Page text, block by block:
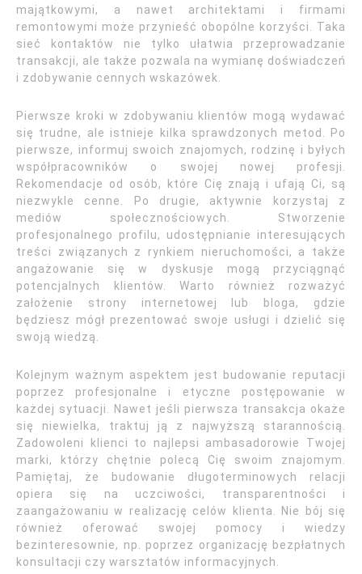
majątkowymi, a nawet architektami i firmami
remontowymi może przynieść obopólne korzyści. Taka
sieć kontaktów nie tylko ułatwia przeprowadzanie
transakcji, ale także pozwala na wymianę doświadczeń
i zdobywanie cennych wskazówek.
Pierwsze kroki w zdobywaniu klientów mogą wydawać
się trudne, ale istnieje kilka sprawdzonych metod. Po
pierwsze, informuj swoich znajomych, rodzinę i byłych
współpracowników o swojej nowej profesji.
Rekomendacje od osób, które Cię znają i ufają Ci, są
niezwykle cenne. Po drugie, aktywnie korzystaj z
mediów społecznościowych. Stworzenie
profesjonalnego profilu, udostępnianie interesujących
treści związanych z rynkiem nieruchomości, a także
angażowanie się w dyskusje mogą przyciągnąć
potencjalnych klientów. Warto również rozważyć
założenie strony internetowej lub bloga, gdzie
będziesz mógł prezentować swoje usługi i dzielić się
swoją wiedzą.
Kolejnym ważnym aspektem jest budowanie reputacji
poprzez profesjonalne i etyczne postępowanie w
każdej sytuacji. Nawet jeśli pierwsza transakcja okaże
się niewielka, traktuj ją z najwyższą starannością.
Zadowoleni klienci to najlepsi ambasadorowie Twojej
marki, którzy chętnie polecą Cię swoim znajomym.
Pamiętaj, że budowanie długoterminowych relacji
opiera się na uczciwości, transparentności i
zaangażowaniu w realizację celów klienta. Nie bój się
również oferować swojej pomocy i wiedzy
bezinteresownie, np. poprzez organizację bezpłatnych
konsultacji czy warsztatów informacyjnych.